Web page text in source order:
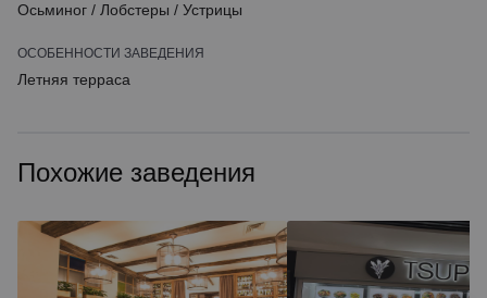
Осьминог / Лобстеры / Устрицы
ОСОБЕННОСТИ ЗАВЕДЕНИЯ
Летняя терраса
Похожие заведения